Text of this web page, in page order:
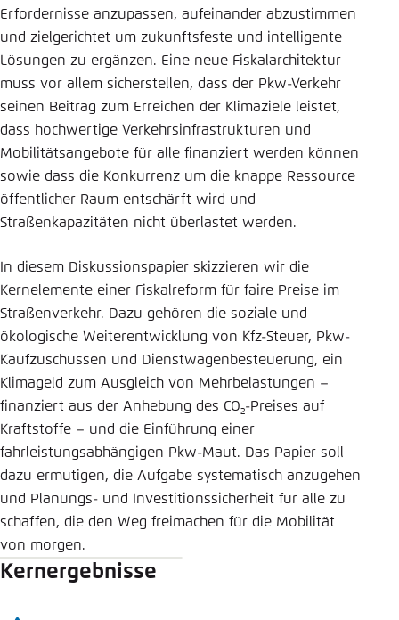
Erfordernisse anzupassen, aufeinander abzustimmen
und zielgerichtet um zukunftsfeste und intelligente
Lösungen zu ergänzen. Eine neue Fiskalarchitektur
muss vor allem sicherstellen, dass der Pkw-Verkehr
seinen Beitrag zum Erreichen der Klimaziele leistet,
dass hochwertige Verkehrsinfrastrukturen und
Mobilitätsangebote für alle finanziert werden können
sowie dass die Konkurrenz um die knappe Ressource
öffentlicher Raum entschärft wird und
Straßenkapazitäten nicht überlastet werden.
In diesem Diskussionspapier skizzieren wir die
Kernelemente einer Fiskalreform für faire Preise im
Straßenverkehr. Dazu gehören die soziale und
ökologische Weiterentwicklung von Kfz-Steuer, Pkw-
Kaufzuschüssen und Dienstwagenbesteuerung, ein
Klimageld zum Ausgleich von Mehrbelastungen –
finanziert aus der Anhebung des CO2-Preises auf
Kraftstoffe – und die Einführung einer
fahrleistungsabhängigen Pkw-Maut. Das Papier soll
dazu ermutigen, die Aufgabe systematisch anzugehen
und Planungs- und Investitionssicherheit für alle zu
schaffen, die den Weg freimachen für die Mobilität
von morgen.
Kernergebnisse